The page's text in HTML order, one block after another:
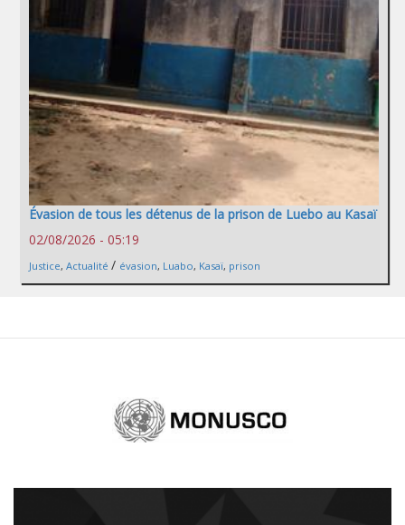
Évasion de tous les détenus de la prison de Luebo au Kasaï
02/08/2026 - 05:19
Justice, Actualité / évasion, Luabo, Kasaï, prison